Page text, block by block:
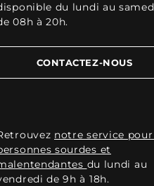
du lundi au
08h à 20h.
CONTACTEZ-NOUS
notre service
sourdes et
du lundi au
de 9h à 18h.